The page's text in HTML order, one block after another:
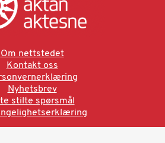
Om nettstedet
Kontakt oss
Nyhetsbrev
stilte spørsmål